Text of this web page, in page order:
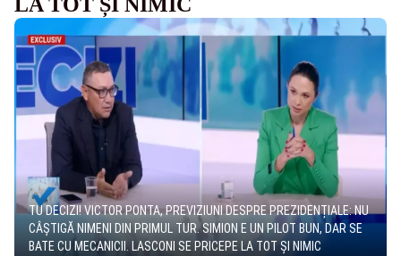
TU DECIZI! VICTOR PONTA, PREVIZIUNI DESPRE PREZIDENȚIALE: NU
CÂȘTIGĂ NIMENI DIN PRIMUL TUR. SIMION E UN PILOT BUN, DAR SE
BATE CU MECANICII. LASCONI SE PRICEPE LA TOT ȘI NIMIC